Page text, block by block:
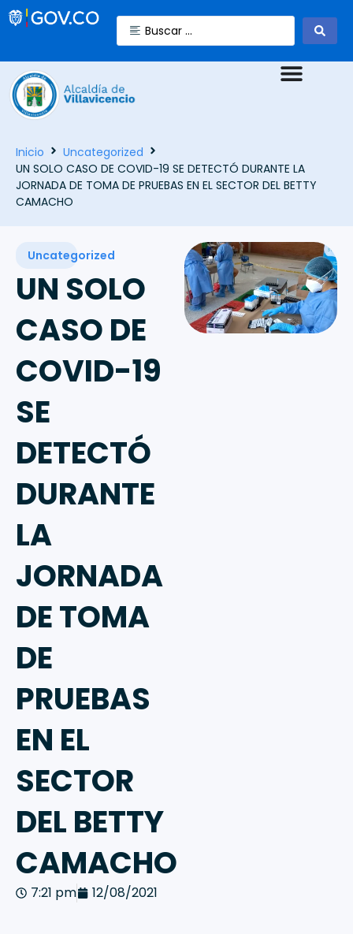
Inicio
Uncategorized
UN SOLO CASO DE COVID-19 SE DETECTÓ DURANTE LA
JORNADA DE TOMA DE PRUEBAS EN EL SECTOR DEL BETTY
CAMACHO
Uncategorized
UN SOLO
CASO DE
COVID-19
SE
DETECTÓ
DURANTE
LA
JORNADA
DE TOMA
DE
PRUEBAS
EN EL
SECTOR
DEL BETTY
CAMACHO
7:21 pm 12/08/2021